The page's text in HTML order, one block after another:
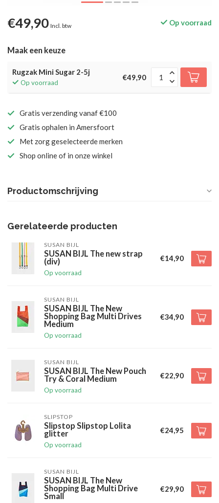
€49,90 Incl. btw Op voorraad
Maak een keuze
Rugzak Mini Sugar 2-5j
Op voorraad
€49,90
Gratis verzending vanaf €100
Gratis ophalen in Amersfoort
Met zorg geselecteerde merken
Shop online of in onze winkel
Productomschrijving
Gerelateerde producten
SUSAN BIJL
SUSAN BIJL The new strap
(div)
Op voorraad
€14,90
SUSAN BIJL
SUSAN BIJL The New
Shopping Bag Multi Drives
Medium
Op voorraad
€34,90
SUSAN BIJL
SUSAN BIJL The New Pouch
Try & Coral Medium
Op voorraad
€22,90
SLIPSTOP
Slipstop Slipstop Lolita
glitter
Op voorraad
€24,95
SUSAN BIJL
SUSAN BIJL The New
Shopping Bag Multi Drive
Small
€29,90